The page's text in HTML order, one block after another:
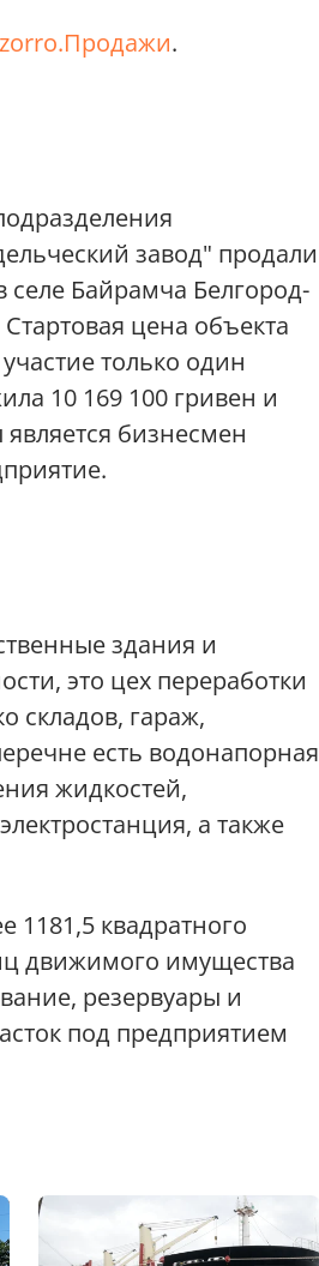
.
завод" продали
селе Байрамча Белгород-
цена объекта
только один
10 169 100 гривен и
бизнесмен
здания и
это цех переработки
складов, гараж,
есть водонапорная
жидкостей,
а также
квадратного
движимого имущества
резервуары и
под предприятием